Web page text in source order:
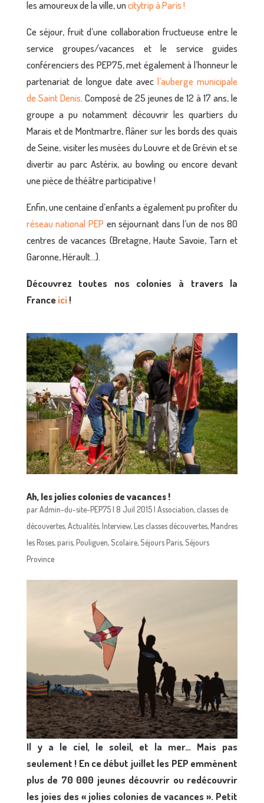
les amoureux de la ville, uncitytrip à Paris !
Ce séjour, fruit d’une collaboration fructueuse entre le
service groupes/vacances et le service guides
conférenciers des PEP75, met également à l’honneur le
partenariat de longue date avecl’auberge municipale
de Saint Denis. Composé de 25 jeunes de 12 à 17 ans, le
groupe a pu notamment découvrir les quartiers du
Marais et de Montmartre, flâner sur les bords des quais
de Seine, visiter les musées du Louvre et de Grévin et se
divertir au parc Astérix, au bowling ou encore devant
une pièce de théâtre participative !
Enfin, une centaine d’enfants a également pu profiter du
réseau national PEP en séjournant dans l’un de nos 80
centres de vacances (Bretagne, Haute Savoie, Tarn et
Garonne, Hérault…).
Découvrez toutes nos colonies à travers la
Franceici!
Ah, les jolies colonies de vacances !
parAdmin-du-site-PEP75| 8 Juil 2015| Association,classes de
découvertes,Actualités,Interview,Les classes découvertes,Mandres
les Roses,paris,Pouliguen, Scolaire, Séjours Paris, Séjours
Province
Il y a le ciel, le soleil, et la mer… Mais pas
seulement ! En ce début juillet les PEP emmènent
plus de 70 000 jeunes découvrir ou redécouvrir
les joies des « jolies colonies de vacances ». Petit